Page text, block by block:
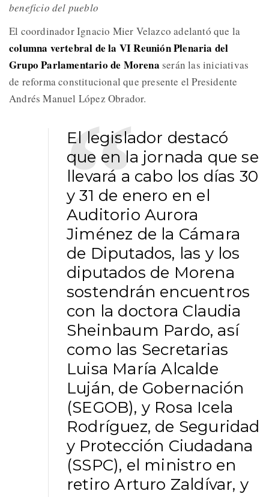
beneficio del pueblo
El coordinador Ignacio Mier Velazco adelantó que la
columna vertebral de la VI Reunión Plenaria del
Grupo Parlamentario de Morena serán las iniciativas
de reforma constitucional que presente el Presidente
Andrés Manuel López Obrador.
El legislador destacó
que en la jornada que se
llevará a cabo los días 30
y 31 de enero en el
Auditorio Aurora
Jiménez de la Cámara
de Diputados, las y los
diputados de Morena
sostendrán encuentros
con la doctora Claudia
Sheinbaum Pardo, así
como las Secretarias
Luisa María Alcalde
Luján, de Gobernación
(SEGOB), y Rosa Icela
Rodríguez, de Seguridad
y Protección Ciudadana
(SSPC), el ministro en
retiro Arturo Zaldívar, y